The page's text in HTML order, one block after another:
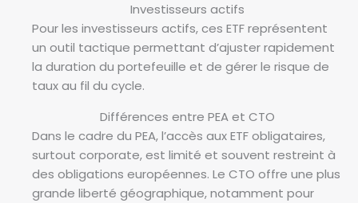
Investisseurs actifs
Pour les investisseurs actifs, ces ETF représentent
un outil tactique permettant d’ajuster rapidement
la duration du portefeuille et de gérer le risque de
taux au fil du cycle.
Différences entre PEA et CTO
Dans le cadre du PEA, l’accès aux ETF obligataires,
surtout corporate, est limité et souvent restreint à
des obligations européennes. Le CTO offre une plus
grande liberté géographique, notamment pour